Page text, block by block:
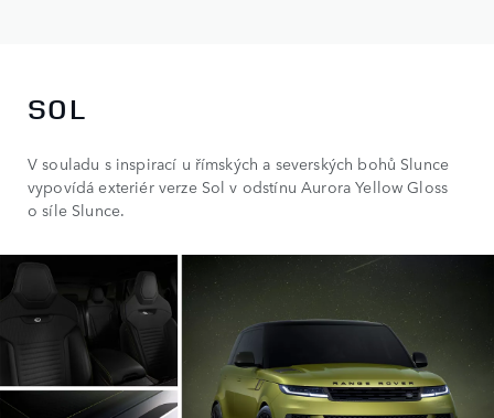
SOL
V souladu s inspirací u římských a severských bohů Slunce
vypovídá exteriér verze Sol v odstínu Aurora Yellow Gloss
o síle Slunce.